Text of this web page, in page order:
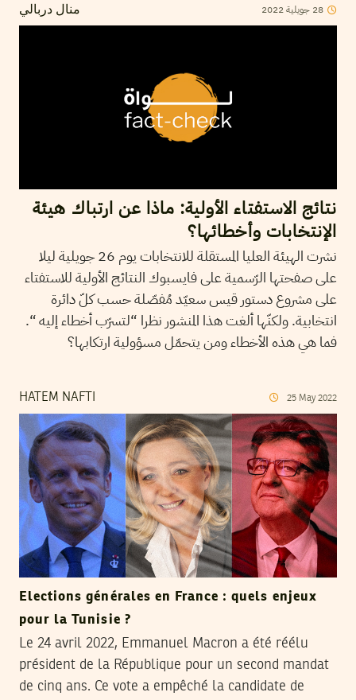
منال دربالي 28 جويلية2022
نتائج الاستفتاء الأولية: ماذا عن ارتباك هيئة
الإنتخابات وأخطائها؟
نشرت الهيئة العليا المستقلة للانتخابات يوم 26 جويلية ليلا
على صفحتها الرّسمية على فايسبوك النتائج الأولية للاستفتاء
على مشروع دستور قيس سعيّد مُفصّلة حسب كلّ دائرة
انتخابية. ولكنّها ألغت هذا المنشور نظرا “لتسرّب أخطاء إليه “.
فما هي هذه الأخطاء ومن يتحمّل مسؤولية ارتكابها؟
HATEM NAFTI 25 May 2022
Elections générales en France : quels enjeux
pour la Tunisie ?
Le 24 avril 2022, Emmanuel Macron a été réélu
président de la République pour un second mandat
de cinq ans. Ce vote a empêché la candidate de